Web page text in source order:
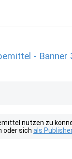
- Banner
nutzen zu
oder sich als